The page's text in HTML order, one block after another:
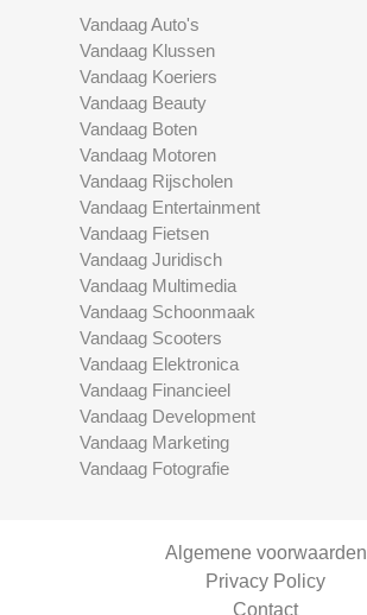
Vandaag Auto's
Vandaag Klussen
Vandaag Koeriers
Vandaag Beauty
Vandaag Boten
Vandaag Motoren
Vandaag Rijscholen
Vandaag Entertainment
Vandaag Fietsen
Vandaag Juridisch
Vandaag Multimedia
Vandaag Schoonmaak
Vandaag Scooters
Vandaag Elektronica
Vandaag Financieel
Vandaag Development
Vandaag Marketing
Vandaag Fotografie
Algemene voorwaarden
Privacy Policy
Contact